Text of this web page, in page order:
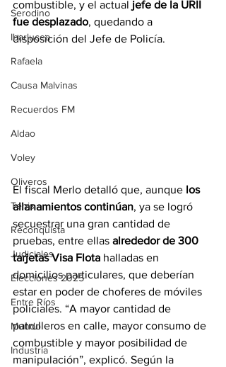
Serodino
Ibarlucea
Rafaela
Causa Malvinas
Recuerdos FM
Aldao
Voley
Oliveros
Tenis
Reconquista
Judiciales
Elecciones 2025
Entre Ríos
Mundo
Industria
combustible, y el actual jefe de la URII
fue desplazado, quedando a
disposición del Jefe de Policía.
El fiscal Merlo detalló que, aunque los
allanamientos continúan, ya se logró
secuestrar una gran cantidad de
pruebas, entre ellas alrededor de 300
tarjetas Visa Flota halladas en
domicilios particulares, que deberían
estar en poder de choferes de móviles
policiales. “A mayor cantidad de
patrulleros en calle, mayor consumo de
combustible y mayor posibilidad de
manipulación”, explicó. Según la